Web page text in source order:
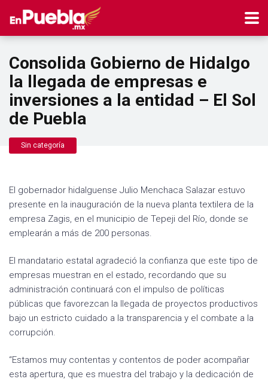
Consolida Gobierno de Hidalgo
la llegada de empresas e
inversiones a la entidad – El Sol
de Puebla
Sin categoría
El gobernador hidalguense Julio Menchaca Salazar estuvo
presente en la inauguración de la nueva planta textilera de la
empresa Zagis, en el municipio de Tepeji del Río, donde se
emplearán a más de 200 personas.
El mandatario estatal agradeció la confianza que este tipo de
empresas muestran en el estado, recordando que su
administración continuará con el impulso de políticas
públicas que favorezcan la llegada de proyectos productivos
bajo un estricto cuidado a la transparencia y el combate a la
corrupción.
“Estamos muy contentas y contentos de poder acompañar
esta apertura, que es muestra del trabajo y la dedicación de